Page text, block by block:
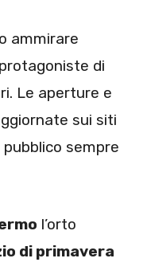
ammirare
di
Le aperture e
sui siti
sempre
l’orto
di primavera